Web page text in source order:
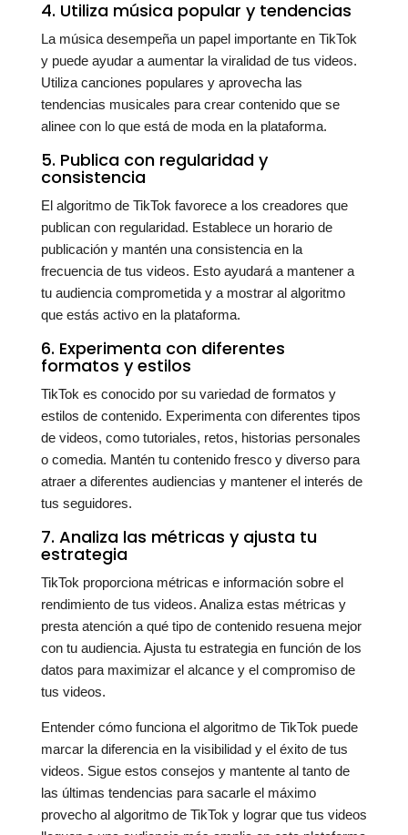
4. Utiliza música popular y tendencias
La música desempeña un papel importante en TikTok
y puede ayudar a aumentar la viralidad de tus videos.
Utiliza canciones populares y aprovecha las
tendencias musicales para crear contenido que se
alinee con lo que está de moda en la plataforma.
5. Publica con regularidad y
consistencia
El algoritmo de TikTok favorece a los creadores que
publican con regularidad. Establece un horario de
publicación y mantén una consistencia en la
frecuencia de tus videos. Esto ayudará a mantener a
tu audiencia comprometida y a mostrar al algoritmo
que estás activo en la plataforma.
6. Experimenta con diferentes
formatos y estilos
TikTok es conocido por su variedad de formatos y
estilos de contenido. Experimenta con diferentes tipos
de videos, como tutoriales, retos, historias personales
o comedia. Mantén tu contenido fresco y diverso para
atraer a diferentes audiencias y mantener el interés de
tus seguidores.
7. Analiza las métricas y ajusta tu
estrategia
TikTok proporciona métricas e información sobre el
rendimiento de tus videos. Analiza estas métricas y
presta atención a qué tipo de contenido resuena mejor
con tu audiencia. Ajusta tu estrategia en función de los
datos para maximizar el alcance y el compromiso de
tus videos.
Entender cómo funciona el algoritmo de TikTok puede
marcar la diferencia en la visibilidad y el éxito de tus
videos. Sigue estos consejos y mantente al tanto de
las últimas tendencias para sacarle el máximo
provecho al algoritmo de TikTok y lograr que tus videos